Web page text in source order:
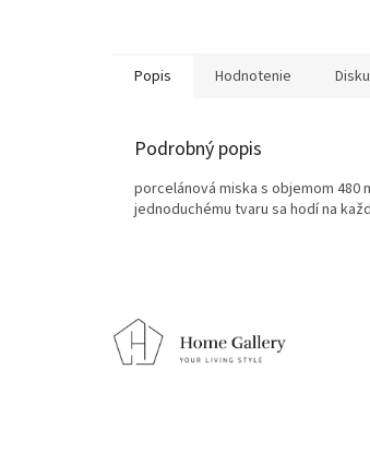
Popis Hodnotenie
Podrobný popis
porcelánová miska s objemom 480
jednoduchému tvaru sa hodí na